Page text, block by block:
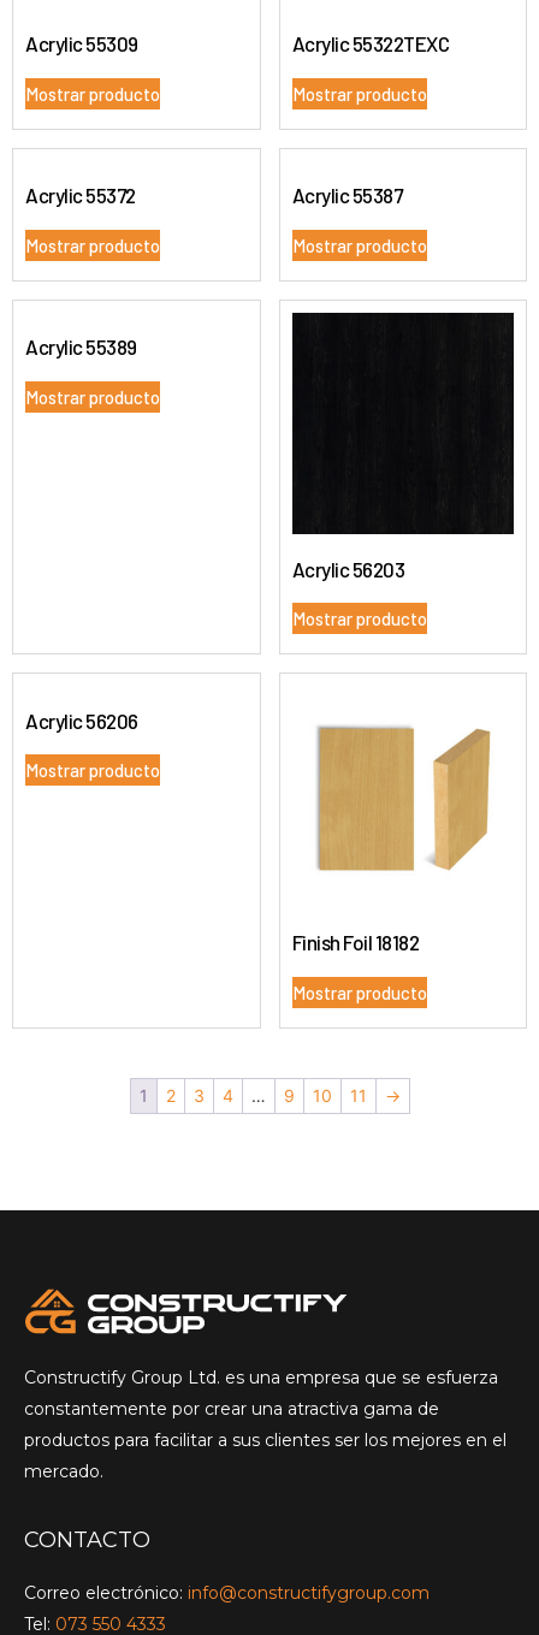
Acrylic 55309
Mostrar producto
Acrylic 55322TEXC
Mostrar producto
Acrylic 55372
Mostrar producto
Acrylic 55387
Mostrar producto
Acrylic 55389
Mostrar producto
Acrylic 56203
Mostrar producto
Acrylic 56206
Mostrar producto
Finish Foil 18182
Mostrar producto
1 2 3 4 … 9 10 11 →
Constructify Group Ltd. es una empresa que se esfuerza
constantemente por crear una atractiva gama de
productos para facilitar a sus clientes ser los mejores en el
mercado.
CONTACTO
Correo electrónico: info@constructifygroup.com
Tel: 073 550 4333